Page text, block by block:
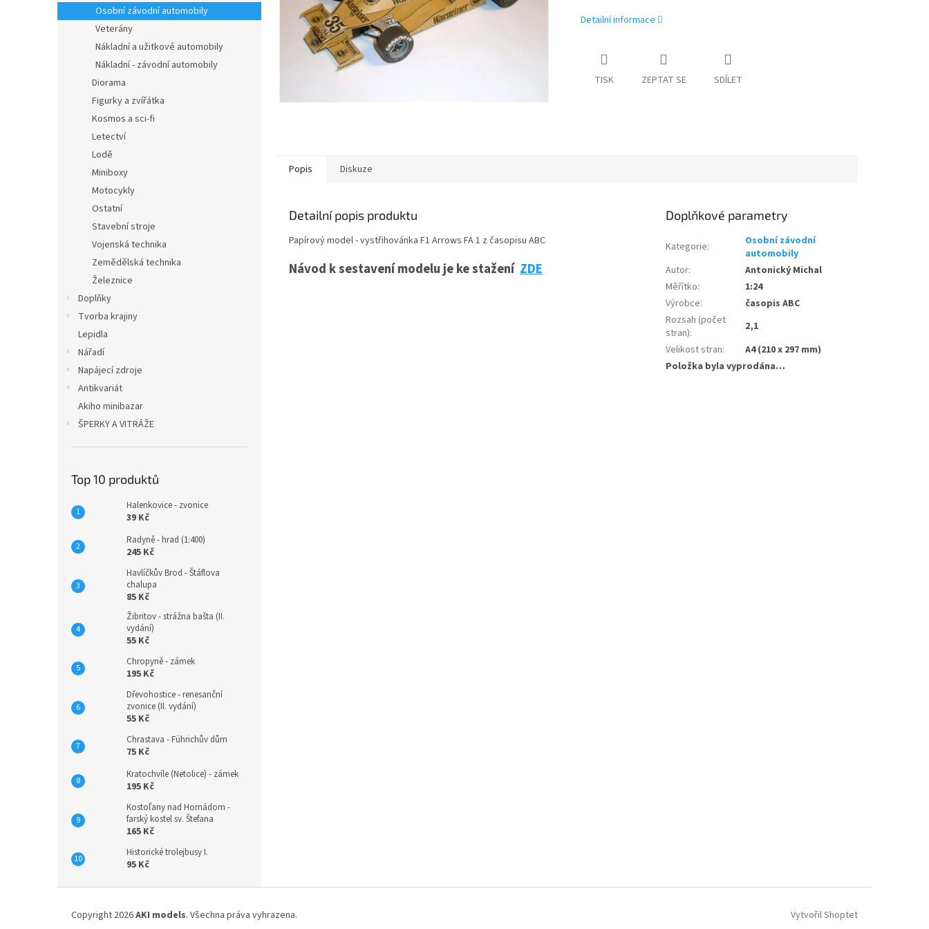
n
e
Osobní závodní automobily
Veterány
Nákladní a užitkové automobily
Nákladní - závodní automobily
Diorama
Figurky a zvířátka
Kosmos a sci-fi
Letectví
Lodě
Miniboxy
Motocykly
Ostatní
Stavební stroje
Vojenská technika
Zemědělská technika
Železnice
Doplňky
Tvorba krajiny
Lepidla
Nářadí
Napájecí zdroje
Antikvariát
Akiho minibazar
ŠPERKY A VITRÁŽE
Top 10 produktů
Halenkovice - zvonice
39 Kč
Radyně - hrad (1:400)
245 Kč
Havlíčkův Brod - Štáflova
chalupa
85 Kč
Žibritov - strážna bašta (II.
vydání)
55 Kč
Chropyně - zámek
195 Kč
Dřevohostice - renesanční
zvonice (II. vydání)
55 Kč
Chrastava - Führichův dům
75 Kč
Kratochvíle (Netolice) - zámek
195 Kč
Kostoľany nad Hornádom -
farský kostel sv. Štefana
165 Kč
Historické trolejbusy I.
95 Kč
Detailní informace
TISK ZEPTAT SE SDÍLET
Popis Diskuze
Detailní popis produktu
Papírový model - vystřihovánka F1 Arrows FA 1 z časopisu ABC
Návod k sestavení modelu je ke stažení ZDE
Doplňkové parametry
Kategorie:
Osobní závodní
automobily
Autor:
Antonický Michal
Měřítko:
1:24
Výrobce:
časopis ABC
Rozsah (počet
stran):
2,1
Velikost stran:
A4 (210 x 297 mm)
Položka byla vyprodána…
Vytvořil Shoptet
Copyright 2026AKI models. Všechna práva vyhrazena.